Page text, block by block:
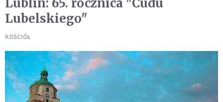
Lublin: 65. rocznica "Cudu
Lubelskiego"
KOŚCIÓŁ